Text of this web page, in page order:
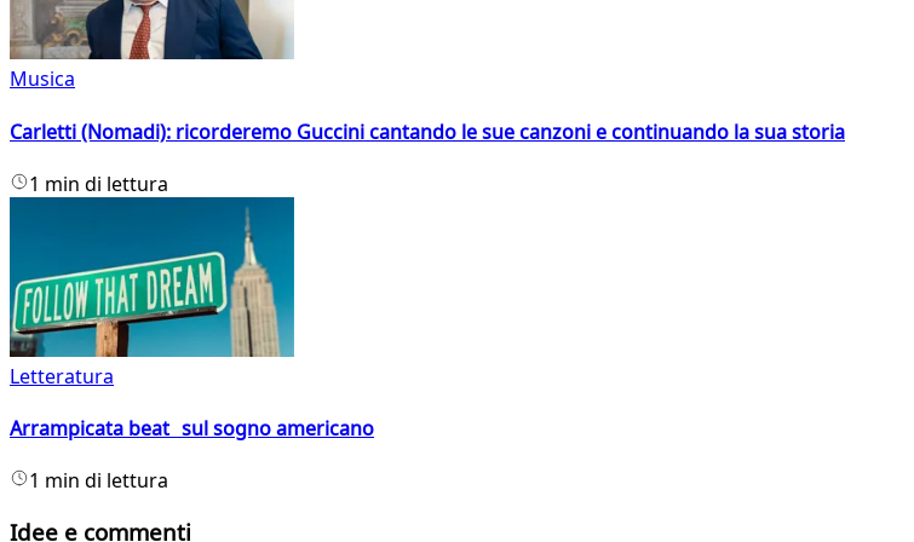
Musica
Carletti (Nomadi): ricorderemo Guccini cantando le sue canzoni e continuando la sua storia
1 min di lettura
Letteratura
Arrampicata beat sul sogno americano
1 min di lettura
Idee e commenti